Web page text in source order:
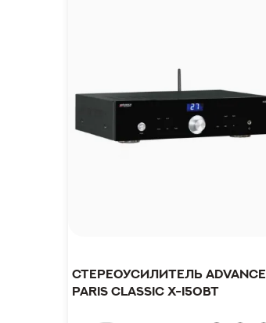
Стереоусилитель Advance
Paris Classic X-i50BT